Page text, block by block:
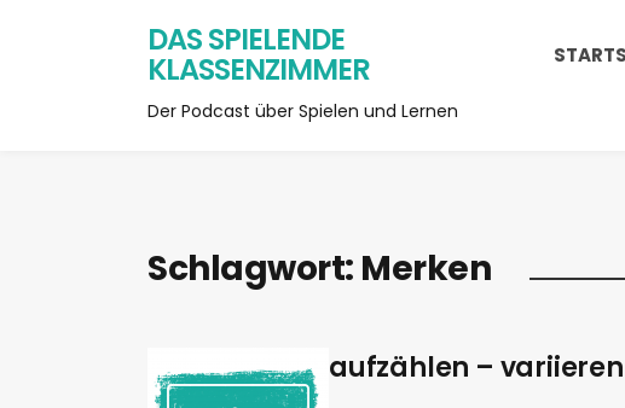
DAS SPIELENDE
KLASSENZIMMER
Der Podcast über Spielen und Lernen
Schlagwort: Merken
aufzählen –